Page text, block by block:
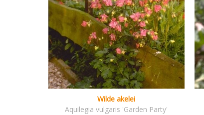
Wilde akelei
Aquilegia vulgaris 'Garden Party'